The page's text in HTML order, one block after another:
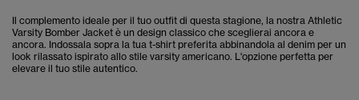
Il complemento ideale per il tuo outfit di questa stagione, la nostra Athletic
Varsity Bomber Jacket è un design classico che sceglierai ancora e
ancora. Indossala sopra la tua t-shirt preferita abbinandola al denim per un
look rilassato ispirato allo stile varsity americano. L'opzione perfetta per
elevare il tuo stile autentico.